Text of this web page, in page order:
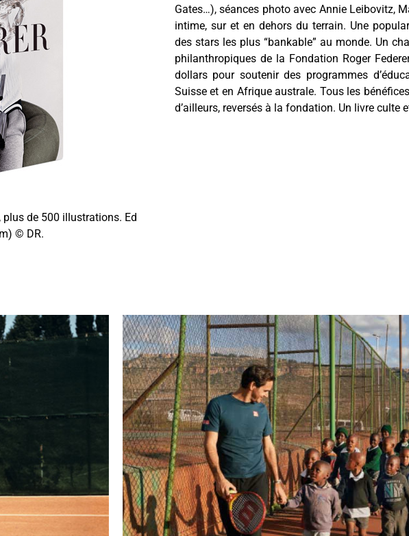
plus de 500 illustrations. Ed
© DR.
Gates…), séances photo avec Annie Leibovitz,
intime, sur et en dehors du terrain. Une
des stars les plus “bankable” au monde. Un
philanthropiques de la Fondation Roger
dollars pour soutenir des programmes
Suisse et en Afrique australe. Tous les
d’ailleurs, reversés à la fondation. Un livre culte